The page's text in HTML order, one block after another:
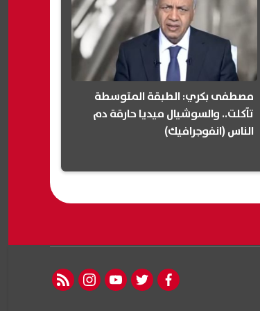
مصطفى بكري: الطبقة المتوسطة
تآكلت.. والسوشيال ميديا حارقة دم
الناس (انفوجرافيك)
facebook
twitter
youtube
instagram
rss feed